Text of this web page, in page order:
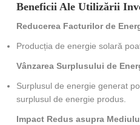
Beneficii Ale Utilizării
Reducerea Facturilor de
Producția de energie solară
Vânzarea Surplusului de
Surplusul de energie generat
surplusul de energie produs.
Impact Redus asupra